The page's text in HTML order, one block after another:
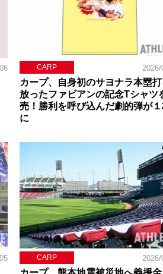
CARP 2026/
カープ、自身初のサヨナラ本塁
放ったファビアンの記念Tシャツ
売！勝利を呼び込んだ劇的弾が
に
CARP